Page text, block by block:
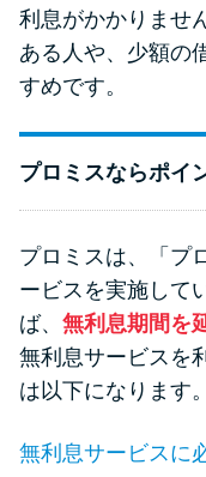
利息がかかりませ
ある人や、少額の
すめです。
プロミスならポイ
プロミスは、「プ
ービスを実施して
ば、 無利息期間を
無利息サービスを
は以下になります。
無利息サービスに